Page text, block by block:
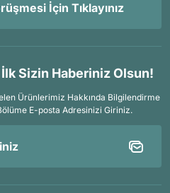
İçin Tıklayınız
İlk Sizin Haberiniz Olsun!
Ürünlerimiz Hakkında Bilgilendirme
E-posta Adresinizi Giriniz.